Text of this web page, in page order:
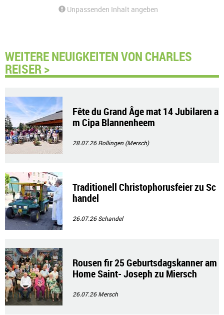
Unpassenden Inhalt angeben
WEITERE NEUIGKEITEN VON CHARLES
REISER >
Fête du Grand Âge mat 14 Jubilaren a
m Cipa Blannenheem
28.07.26Rollingen (Mersch)
Traditionell Christophorusfeier zu Sc
handel
26.07.26Schandel
Rousen fir 25 Geburtsdagskanner am
Home Saint- Joseph zu Miersch
26.07.26Mersch